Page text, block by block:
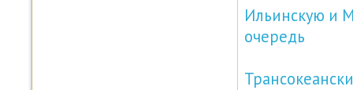
Ильинскую и
очередь